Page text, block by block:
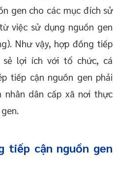
gen cho các mục đích sử
việc sử dụng nguồn gen
Như vậy, hợp đồng tiếp
sẻ lợi ích với tổ chức, cá
tiếp cận nguồn gen phải
nhân dân cấp xã nơi thực
tiếp cận nguồn gen